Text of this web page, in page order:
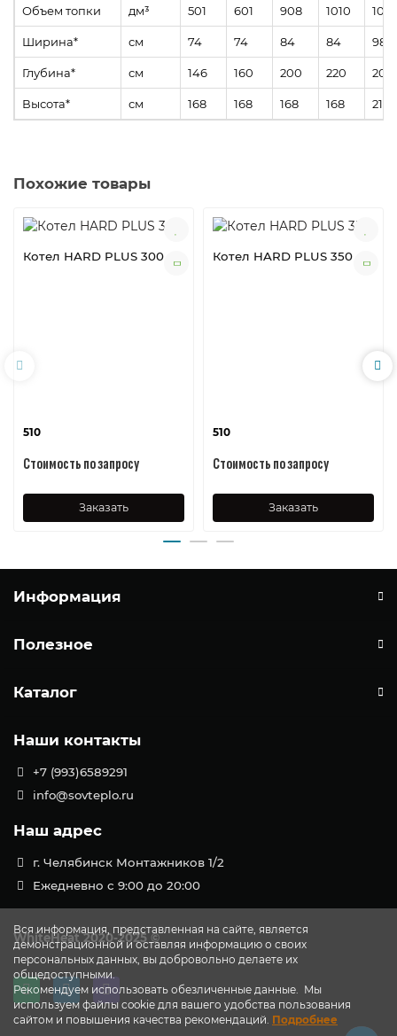
Объем топки дм³ 501 601 908 1010
Ширина* см 74 74 84 84 98
Глубина* см 146 160 200 220 205
Высота* см 168 168 168 168 212
Похожие товары
Котел HARD PLUS 300
510
Стоимость по запросу
Заказать
Котел HARD PLUS 350
510
Стоимость по запросу
Заказать
Вся информация, представленная на сайте, является
демонстрационной и оставляя информацию о своих
персональных данных, вы добровольно делаете их
общедоступными.
Рекомендуем использовать обезличенные данные. Мы
используем файлы cookie для вашего удобства пользования
сайтом и повышения качества рекомендаций. Подробнее
Информация
Полезное
Каталог
Наши контакты
+7 (993)6589291
info@sovteplo.ru
Наш адрес
г. Челябинск Монтажников 1/2
Ежедневно с 9:00 до 20:00
WhiteHeat2020-2025 ©